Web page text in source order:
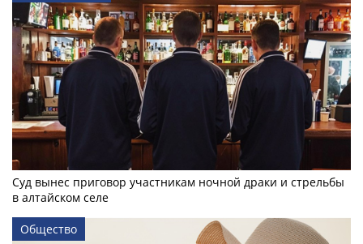
Суд вынес приговор участникам ночной драки и стрельбы
в алтайском селе
Общество